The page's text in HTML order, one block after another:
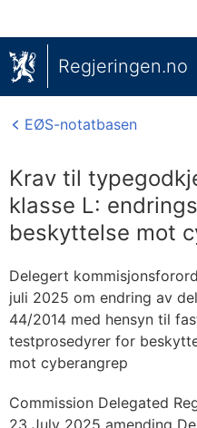
Regjeringen.no
EØS-notatbasen
Krav til
klasse L:
beskyttelse mot
Delegert
juli 2025 om endring av
44/2014 med hensyn til
testprosedyrer for
mot cyberangrep
Commission Delegated
23 July 2025 amending